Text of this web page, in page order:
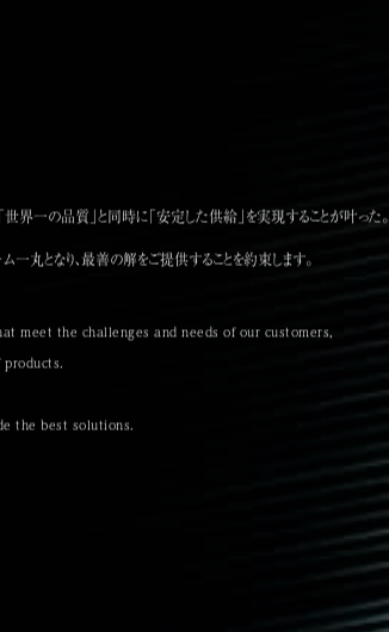
界一の品質」と同時に「安定した供給」を実現することが叶った。
一丸となり、最善の解をご提供することを約束します。
meet the challenges and needs of our customers,
the best solutions.